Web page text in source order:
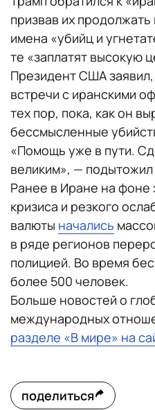
призвав их
имена «убийц и
те «заплатят высокую
Президент США
встречи с иранскими
тех пор, пока, как он
бессмысленные
«Помощь уже в пути.
великим», —
Ранее в Иране на фоне
кризиса и резкого
валюты начались
в ряде регионов
полицией. Во время
более 500 человек.
Больше новостей о
международных
разделе «В мире» на
поделиться